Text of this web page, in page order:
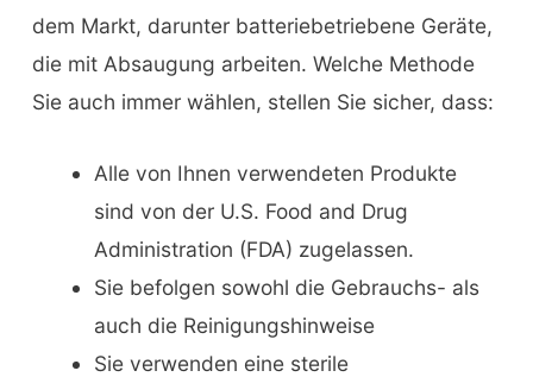
dem Markt, darunter batteriebetriebene Geräte,
die mit Absaugung arbeiten. Welche Methode
Sie auch immer wählen, stellen Sie sicher, dass:
Alle von Ihnen verwendeten Produkte
sind von der U.S. Food and Drug
Administration (FDA) zugelassen.
Sie befolgen sowohl die Gebrauchs- als
auch die Reinigungshinweise
Sie verwenden eine sterile